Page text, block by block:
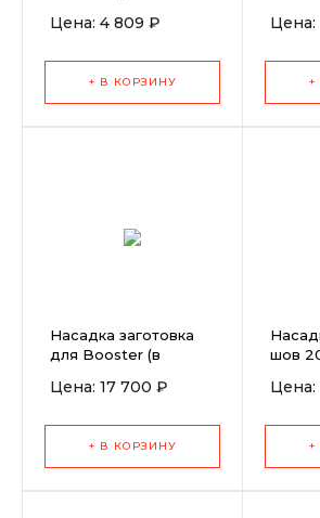
Цена: 4 809 ₽
+ В КОРЗИНУ
Цена:
Насадка заготовка
для Booster (в
Цена: 17 700 ₽
+ В КОРЗИНУ
шов
Цена: